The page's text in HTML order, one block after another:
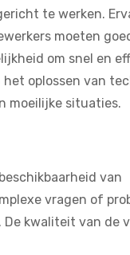
te werken.
moeten
om snel en
oplossen van
moeilijke situaties.
van
vragen of
kwaliteit van de